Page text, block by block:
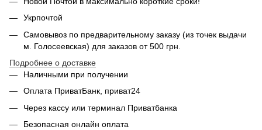
Укрпочтой
Самовывоз по предварительному заказу (из точек выдачи
м. Голосеевская) для заказов от 500 грн.
Подробнее о доставке
Наличными при получении
Оплата ПриватБанк, приват24
Через кассу или терминал Приватбанка
Безопасная онлайн оплата